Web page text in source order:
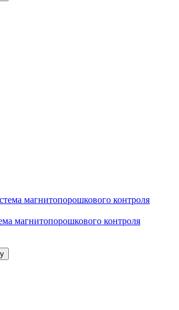
магнитопорошкового контроля